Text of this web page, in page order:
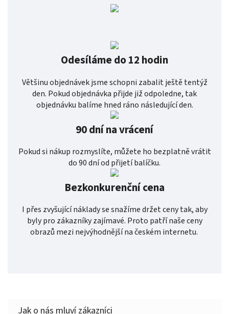
Odesíláme do 12 hodin
Většinu objednávek jsme schopni zabalit ještě tentýž
den. Pokud objednávka přijde již odpoledne, tak
objednávku balíme hned ráno následující den.
90 dní na vrácení
Pokud si nákup rozmyslíte, můžete ho bezplatně vrátit
do 90 dní od přijetí balíčku.
Bezkonkurenční cena
I přes zvyšující náklady se snažíme držet ceny tak, aby
byly pro zákazníky zajímavé. Proto patří naše ceny
obrazů mezi nejvýhodnější na českém internetu.